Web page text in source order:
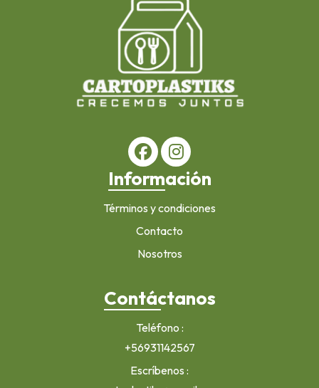
Información
Términos y condiciones
Contacto
Nosotros
Contáctanos
Teléfono
+56931142567
Escríbenos